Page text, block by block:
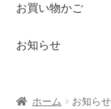
ッ
お買い物かご
お知らせ
ホーム お知らせ